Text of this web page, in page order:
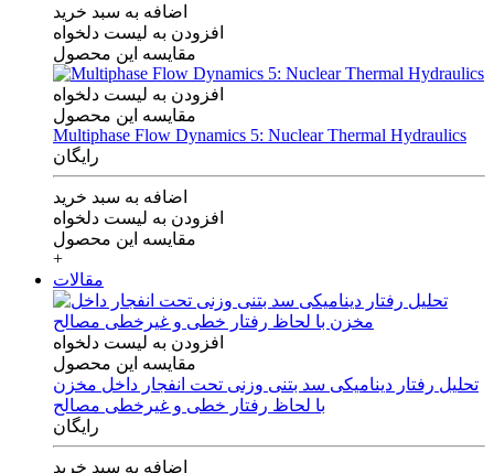
اضافه به سبد خرید
افزودن به لیست دلخواه
مقایسه این محصول
افزودن به لیست دلخواه
مقایسه این محصول
Multiphase Flow Dynamics 5: Nuclear Thermal Hydraulics
رایگان
اضافه به سبد خرید
افزودن به لیست دلخواه
مقایسه این محصول
+
مقالات
افزودن به لیست دلخواه
مقایسه این محصول
تحلیل رفتار دینامیکی سد بتنی وزنی تحت انفجار داخل مخزن
با لحاظ رفتار خطی و غیرخطی مصالح
رایگان
اضافه به سبد خرید